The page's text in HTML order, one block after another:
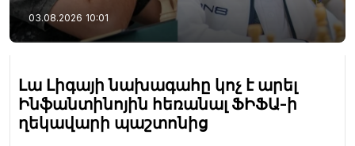
03.08.2026 10:01
Լա Լիգայի նախագահը կոչ է արել
Ինֆանտինոյին հեռանալ ՖԻՖԱ-ի
ղեկավարի պաշտոնից